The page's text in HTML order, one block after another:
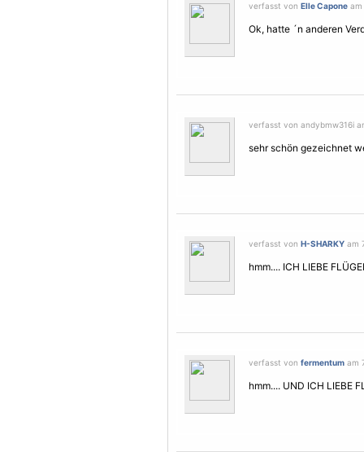
verfasst von Elle Capone am
Ok, hatte ´n anderen
verfasst von andybmw316i
sehr schön gezeichnet
verfasst von H-SHARKY am
hmm.... ICH LIEBE
verfasst von fermentum am
hmm.... UND ICH LIEBE